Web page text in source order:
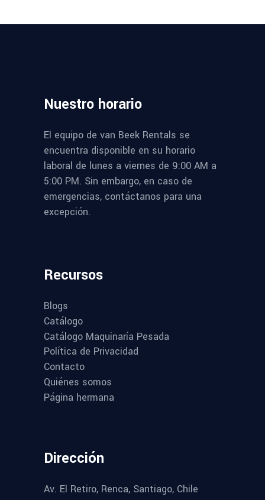
Nuestro horario
El equipo de van Beek Rentals se
encuentra disponible en su horario
laboral de lunes a viernes de 9:00 AM a
5:00 PM. Sin embargo, en caso de
emergencias, contáctanos para una
excepción.
Recursos
Blogs
Catálogo
Catálogo Maquinaría Pesada
Política de Privacidad
Contacto
Quiénes somos
Página hermana
Dirección
Av. El Retiro, Renca, Santiago, Chile